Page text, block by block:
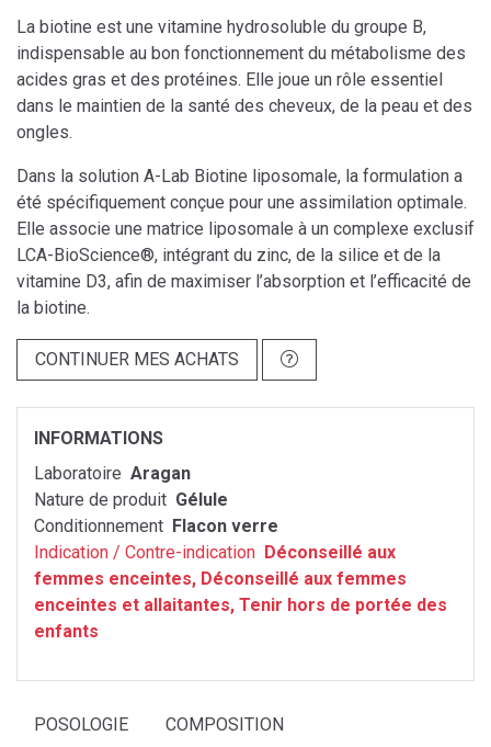
La biotine est une vitamine hydrosoluble du groupe B,
indispensable au bon fonctionnement du métabolisme des
acides gras et des protéines. Elle joue un rôle essentiel
dans le maintien de la santé des cheveux, de la peau et des
ongles.
Dans la solution A-Lab Biotine liposomale, la formulation a
été spécifiquement conçue pour une assimilation optimale.
Elle associe une matrice liposomale à un complexe exclusif
LCA-BioScience®, intégrant du zinc, de la silice et de la
vitamine D3, afin de maximiser l’absorption et l’efficacité de
la biotine.
CONTINUER MES ACHATS
INFORMATIONS
Laboratoire Aragan
Nature de produit Gélule
Conditionnement Flacon verre
Indication / Contre-indication Déconseillé aux
femmes enceintes, Déconseillé aux femmes
enceintes et allaitantes, Tenir hors de portée des
enfants
POSOLOGIE COMPOSITION